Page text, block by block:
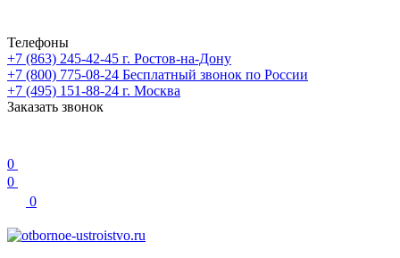
Телефоны
+7 (863) 245-42-45 г. Ростов-на-Дону
+7 (800) 775-08-24 Бесплатный звонок по России
+7 (495) 151-88-24 г. Москва
Заказать звонок
0
0
0